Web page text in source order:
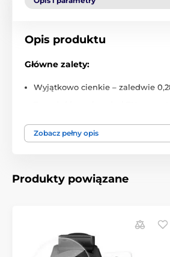
Opis produktu
Główne zalety:
Wyjątkowo cienkie – zaledwie
Odporne na uszkodzenia, nie
Doskonała przezroczystość i
Zawartość opakowania:
2× zestaw instalacyjny
Ważne informacje dotyczące
Zobacz pełny opis
Produkty powiązane